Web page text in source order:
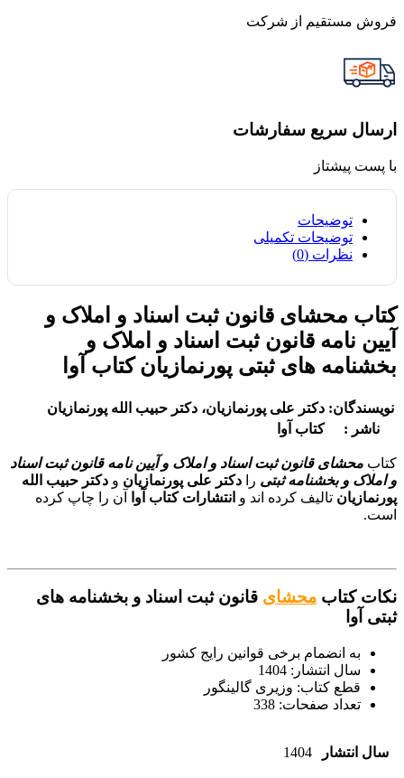
فروش مستقیم از شرکت
ارسال سریع سفارشات
با پست پیشتاز
توضیحات
توضیحات تکمیلی
نظرات (0)
کتاب محشای قانون ثبت اسناد و املاک و
آیین نامه قانون ثبت اسناد و املاک و
بخشنامه های ثبتی پورنمازیان کتاب آوا
نویسندگان: دکتر علی پورنمازیان، دکتر حبیب الله پورنمازیان
ناشر :
کتاب آوا
کتاب محشای قانون ثبت اسناد و املاک و آیین نامه قانون ثبت اسناد
و املاک و بخشنامه ثبتی را دکتر علی پورنمازیان و دکتر حبیب الله
پورنمازیان تالیف کرده اند و انتشارات کتاب آوا
آن را چاپ کرده
است.
نکات کتاب محشای قانون ثبت اسناد و بخشنامه های
ثبتی آوا
به انضمام برخی قوانین رایج کشور
سال انتشار: 1404
قطع کتاب: وزیری گالینگور
تعداد صفحات: 338
سال انتشار 1404